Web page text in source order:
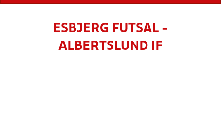
ESBJERG FUTSAL -
ALBERTSLUND IF